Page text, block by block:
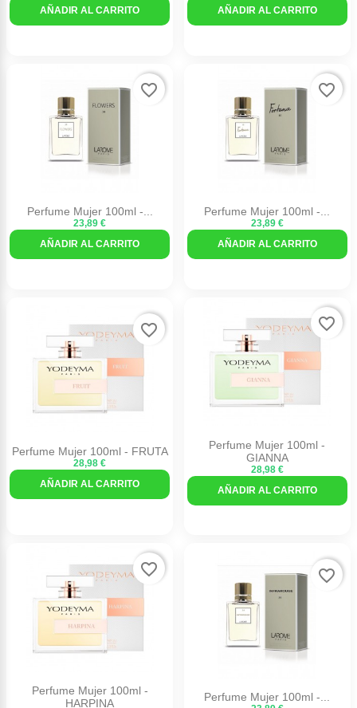
AÑADIR AL CARRITO
AÑADIR AL CARRITO
Perfume Mujer 100ml -...
23,89 €
AÑADIR AL CARRITO
favorite_border
Perfume Mujer 100ml -...
23,89 €
AÑADIR AL CARRITO
favorite_border
Perfume Mujer 100ml - FRUTA
28,98 €
AÑADIR AL CARRITO
favorite_border
Perfume Mujer 100ml -
GIANNA
28,98 €
AÑADIR AL CARRITO
favorite_border
Perfume Mujer 100ml -
HARPINA
favorite_border
Perfume Mujer 100ml -...
favorite_border